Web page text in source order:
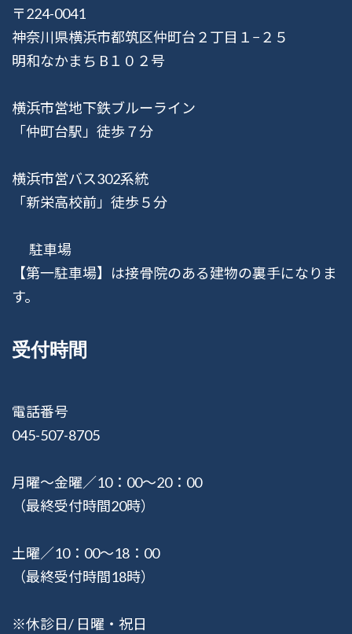
〒224-0041
神奈川県横浜市都筑区仲町台２丁目１−２５
明和なかまち B１０２号
横浜市営地下鉄ブルーライン
「仲町台駅」徒歩７分
横浜市営バス302系統
「新栄高校前」徒歩５分
駐車場
【第一駐車場】は接骨院のある建物の裏手になりま
す。
受付時間
電話番号
045-507-8705
月曜〜金曜／10：00〜20：00
（最終受付時間20時）
土曜／10：00〜18：00
（最終受付時間18時）
※休診日/ 日曜・祝日